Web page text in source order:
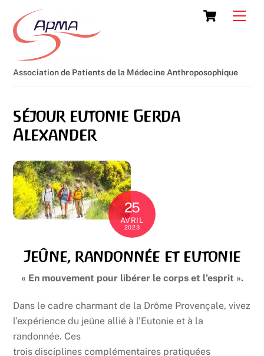
content
Cart
Association de Patients de la Médecine Anthroposophique
séjour eutonie Gerda
Alexander
25
AVRIL
2023
Jeûne, randonnée et eutonie
« En mouvement pour libérer le corps et l’esprit ».
Dans le cadre charmant de la Drôme Provençale, vivez
l’expérience du jeûne allié à l’Eutonie et à la
randonnée. Ces
trois disciplines complémentaires pratiquées